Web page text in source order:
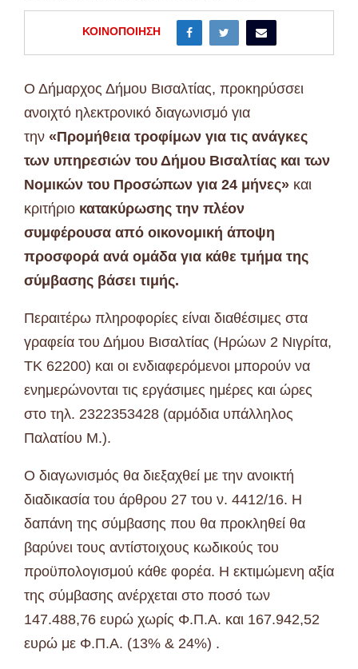
ΚΟΙΝΟΠΟΊΗΣΗ
Ο Δήμαρχος Δήμου Βισαλτίας, προκηρύσσει
ανοιχτό ηλεκτρονικό διαγωνισμό για
την «Προμήθεια τροφίμων για τις ανάγκες
των υπηρεσιών του Δήμου Βισαλτίας και των
Νομικών του Προσώπων για 24 μήνες» και
κριτήριο κατακύρωσης την πλέον
συμφέρουσα από οικονομική άποψη
προσφορά ανά ομάδα για κάθε τμήμα της
σύμβασης βάσει τιμής.
Περαιτέρω πληροφορίες είναι διαθέσιμες στα
γραφεία του Δήμου Βισαλτίας (Ηρώων 2 Νιγρίτα,
ΤΚ 62200) και οι ενδιαφερόμενοι μπορούν να
ενημερώνονται τις εργάσιμες ημέρες και ώρες
στο τηλ. 2322353428 (αρμόδια υπάλληλος
Παλατίου Μ.).
Ο διαγωνισμός θα διεξαχθεί με την ανοικτή
διαδικασία του άρθρου 27 του ν. 4412/16. Η
δαπάνη της σύμβασης που θα προκληθεί θα
βαρύνει τους αντίστοιχους κωδικούς του
προϋπολογισμού κάθε φορέα. Η εκτιμώμενη αξία
της σύμβασης ανέρχεται στο ποσό των
147.488,76 ευρώ χωρίς Φ.Π.Α. και 167.942,52
ευρώ με Φ.Π.Α. (13% & 24%) .